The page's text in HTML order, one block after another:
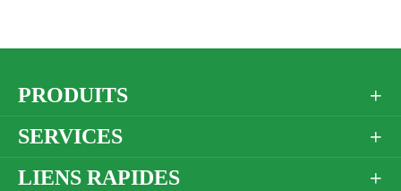
PRODUITS 
SERVICES 
LIENS RAPIDES 